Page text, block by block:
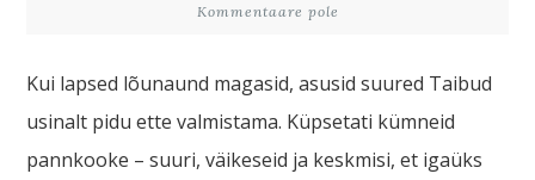
Kommentaare pole
Kui lapsed lõunaund magasid, asusid suured Taibud
usinalt pidu ette valmistama. Küpsetati kümneid
pannkooke – suuri, väikeseid ja keskmisi, et igaüks